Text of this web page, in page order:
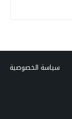
سياسة الخصوصية